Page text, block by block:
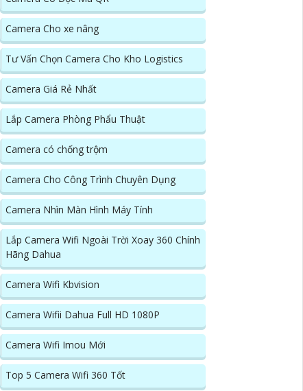
Camera Cho xe nâng
Tư Vấn Chọn Camera Cho Kho Logistics
Camera Giá Rẻ Nhất
Lắp Camera Phòng Phẩu Thuật
Camera có chống trộm
Camera Cho Công Trình Chuyên Dụng
Camera Nhìn Màn Hình Máy Tính
Lắp Camera Wifi Ngoài Trời Xoay 360 Chính
Hãng Dahua
Camera Wifi Kbvision
Camera Wifii Dahua Full HD 1080P
Camera Wifi Imou Mới
Top 5 Camera Wifi 360 Tốt